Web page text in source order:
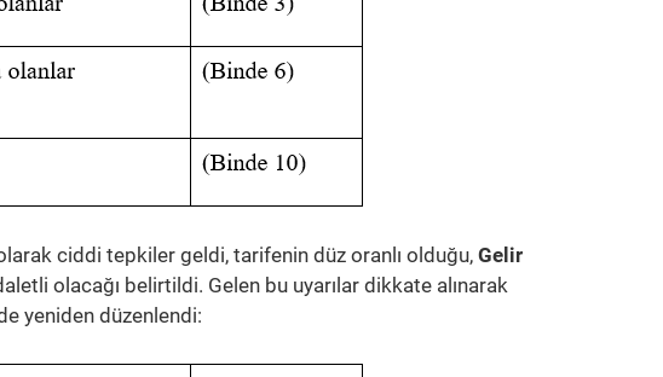
ciddi tepkiler geldi, tarifenin düz oranlı olduğu, Gelir
olacağı belirtildi. Gelen bu uyarılar dikkate alınarak
yeniden düzenlendi: